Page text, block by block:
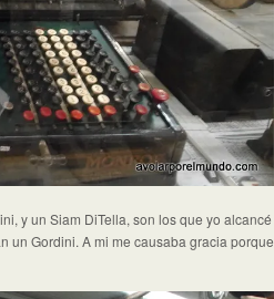
y un Siam DiTella, son los que yo alcancé
un Gordini. A mi me causaba gracia porque